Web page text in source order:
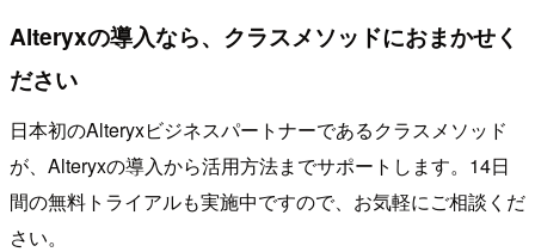
Alteryxの導入なら、クラスメソッドにおまかせく
ださい
日本初のAlteryxビジネスパートナーであるクラスメソッド
が、Alteryxの導入から活用方法までサポートします。14日
間の無料トライアルも実施中ですので、お気軽にご相談くだ
さい。